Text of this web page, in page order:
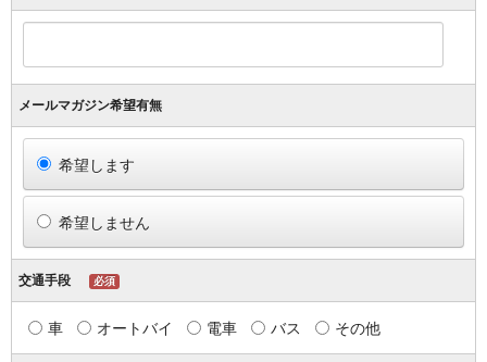
メールマガジン希望有無
希望します
希望しません
交通手段 必須
車 オートバイ 電車 バス その他